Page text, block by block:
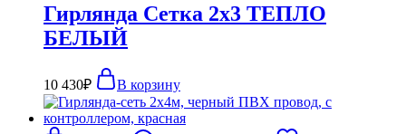
Гирлянда Сетка 2х3 ТЕПЛО
БЕЛЫЙ
10 430₽ В корзину